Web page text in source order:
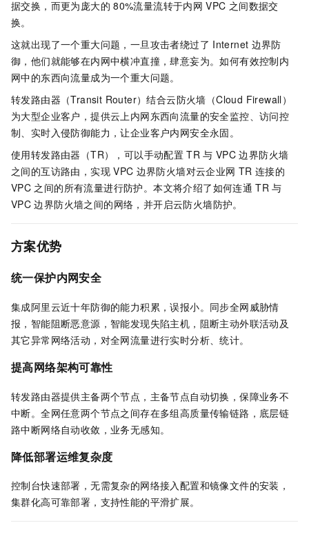
据交换，而更为庞大的 80%流量流转于内网 VPC 之间数据交
换。
这就出现了一个重大问题，一旦攻击者绕过了 Internet 边界防
御，他们就能够在内网中横冲直撞，肆意妄为。如何有效控制内
网中的东西向流量成为一个重大问题。
转发路由器（Transit Router）结合云防火墙（Cloud Firewall）
为大型企业客户，提供云上内网东西向流量的安全监控、访问控
制、实时入侵防御能力，让企业客户内网安全永固。
使用转发路由器（TR），可以手动配置 TR 与 VPC 边界防火墙
之间的互访路由，实现 VPC 边界防火墙对云企业网 TR 连接的
VPC 之间的所有流量进行防护。本文将介绍了如何连通 TR 与
VPC 边界防火墙之间的网络，并开启云防火墙防护。
方案优势
统一保护内网安全
集成阿里云近十年防御的能力积累，误报小。同步全网威胁情
报，智能阻断恶意源，智能发现失陷主机，阻断主动外联活动及
其它异常网络活动，对全网流量进行实时分析、统计。
提高网络架构可靠性
转发路由器提供主备两个节点，主备节点自动切换，保障业务不
中断。全网任意两个节点之间存在多组高质量传输链路，底层链
路中断网络自动收敛，业务无感知。
降低部署运维复杂度
控制台快速部署，无需复杂的网络接入配置和镜像文件的安装，
集群化高可靠部署，支持性能的平滑扩展。